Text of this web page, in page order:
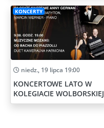
KONCERTY
niedz., 19 lipca 19:00
KONCERTOWE LATO W
KOLEGIACIE WOLBORSKIEJ